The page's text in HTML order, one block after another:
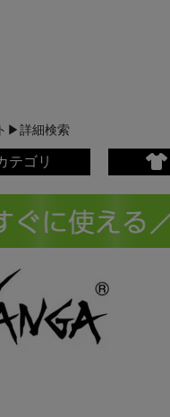
▶詳細検索
テゴリ
アルウェア